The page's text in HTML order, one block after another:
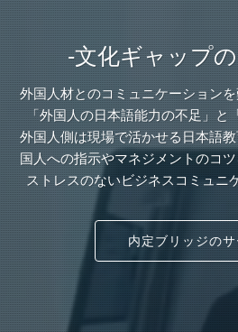
-文化ギャップ
外国人材とのコミュニケーション
「外国人の日本語能力の不足」と
外国人側は現場で活かせる日本語
国人への指示やマネジメントのコ
ストレスのないビジネスコミュニ
内定ブリッジの